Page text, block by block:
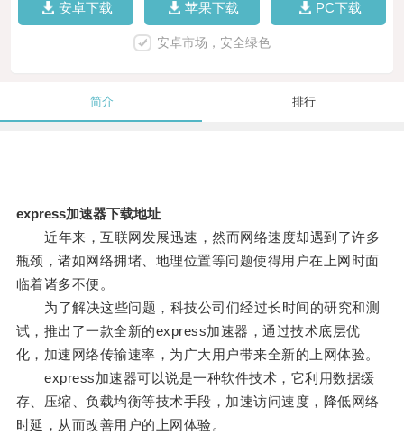
安卓下载 苹果下载 PC下载
安卓市场，安全绿色
简介 排行
express加速器下载地址
近年来，互联网发展迅速，然而网络速度却遇到了许多
瓶颈，诸如网络拥堵、地理位置等问题使得用户在上网时面
临着诸多不便。
为了解决这些问题，科技公司们经过长时间的研究和测
试，推出了一款全新的express加速器，通过技术底层优
化，加速网络传输速率，为广大用户带来全新的上网体验。
express加速器可以说是一种软件技术，它利用数据缓
存、压缩、负载均衡等技术手段，加速访问速度，降低网络
时延，从而改善用户的上网体验。